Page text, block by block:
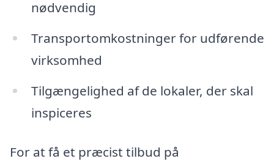
nødvendig
Transportomkostninger for udførende
virksomhed
Tilgængelighed af de lokaler, der skal
inspiceres
For at få et præcist tilbud på